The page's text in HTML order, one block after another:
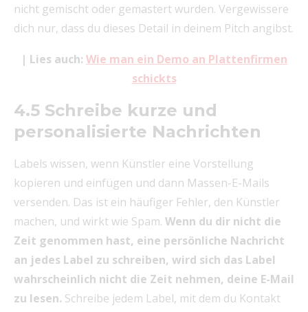
nicht gemischt oder gemastert wurden. Vergewissere
dich nur, dass du dieses Detail in deinem Pitch angibst.
| Lies auch: Wie man ein Demo an Plattenfirmen
schickts
4.5 Schreibe kurze und
personalisierte Nachrichten
Labels wissen, wenn Künstler eine Vorstellung
kopieren und einfügen und dann Massen-E-Mails
versenden. Das ist ein häufiger Fehler, den Künstler
machen, und wirkt wie Spam. Wenn du dir nicht die
Zeit genommen hast, eine persönliche Nachricht
an jedes Label zu schreiben, wird sich das Label
wahrscheinlich nicht die Zeit nehmen, deine E-Mail
zu lesen. Schreibe jedem Label, mit dem du Kontakt